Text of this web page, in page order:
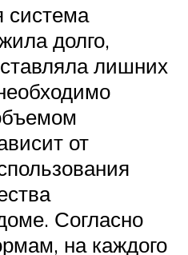
система
долго,
лишних
от
Согласно
на каждого